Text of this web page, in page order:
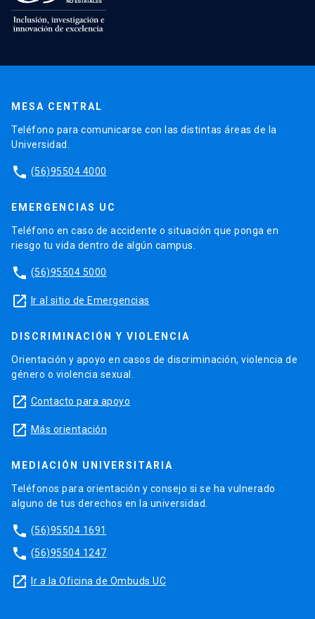
MESA CENTRAL
Teléfono para comunicarse con las distintas áreas de la
Universidad.
phone (56)95504 4000
EMERGENCIAS UC
Teléfono en caso de accidente o situación que ponga en
riesgo tu vida dentro de algún campus.
phone (56)95504 5000
launch Ir al sitio de Emergencias
DISCRIMINACIÓN Y VIOLENCIA
Orientación y apoyo en casos de discriminación, violencia de
género o violencia sexual.
launch Contacto para apoyo
launch Más orientación
MEDIACIÓN UNIVERSITARIA
Teléfonos para orientación y consejo si se ha vulnerado
alguno de tus derechos en la universidad.
phone (56)95504 1691
phone (56)95504 1247
launch Ir a la Oficina de Ombuds UC